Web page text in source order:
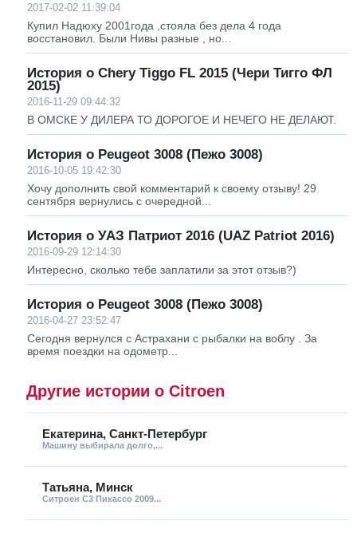
2017-02-02 11:39:04
Купил Надюху 2001года ,стояла без дела 4 года
восстановил. Были Нивы разные , но...
История о Chery Tiggo FL 2015 (Чери Тигго ФЛ
2015)
2016-11-29 09:44:32
В ОМСКЕ У ДИЛЕРА ТО ДОРОГОЕ И НЕЧЕГО НЕ ДЕЛАЮТ.
История о Peugeot 3008 (Пежо 3008)
2016-10-05 19:42:30
Хочу дополнить свой комментарий к своему отзыву! 29
сентября вернулись с очередной...
История о УАЗ Патриот 2016 (UAZ Patriot 2016)
2016-09-29 12:14:30
Интересно, сколько тебе заплатили за этот отзыв?)
История о Peugeot 3008 (Пежо 3008)
2016-04-27 23:52:47
Сегодня вернулся с Астрахани с рыбалки на воблу . За
время поездки на одометр...
Другие истории о Citroen
Екатерина, Санкт-Петербург
Машину выбирала долго,...
Татьяна, Минск
Ситроен С3 Пикассо 2009...